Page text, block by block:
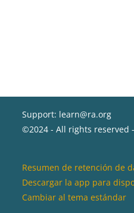
Support: learn@ra.org
©2024 - All rights reserved -
Resumen de retención de
Descargar la app para
Cambiar al tema estándar